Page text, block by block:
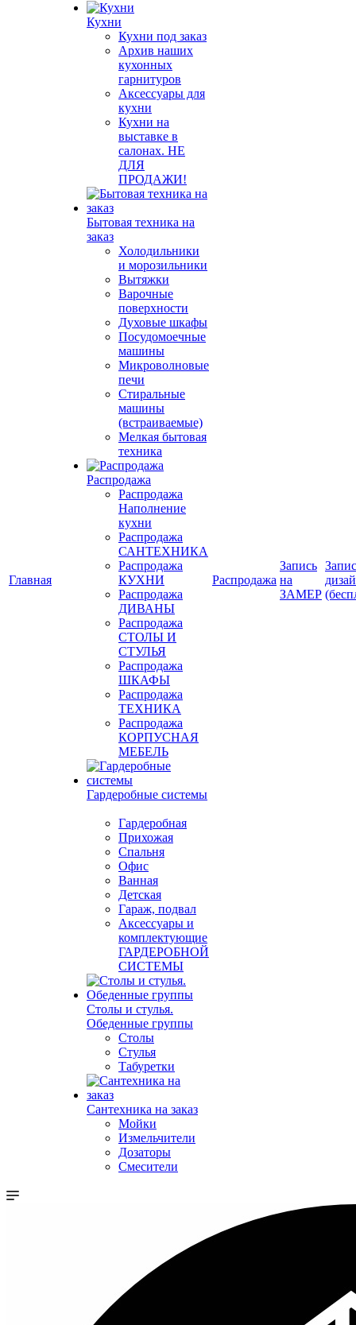
Главная
Кухни
Кухни под заказ
Архив наших
кухонных
гарнитуров
Аксессуары для
кухни
Кухни на
выставке в
салонах. НЕ
ДЛЯ
ПРОДАЖИ!
Бытовая техника на
заказ
Холодильники
и морозильники
Вытяжки
Варочные
поверхности
Духовые шкафы
Посудомоечные
машины
Микроволновые
печи
Стиральные
машины
(встраиваемые)
Мелкая бытовая
техника
Распродажа
Распродажа
Наполнение
кухни
Распродажа
САНТЕХНИКА
Распродажа
КУХНИ
Распродажа
ДИВАНЫ
Распродажа
СТОЛЫ И
СТУЛЬЯ
Распродажа
ШКАФЫ
Распродажа
ТЕХНИКА
Распродажа
КОРПУСНАЯ
МЕБЕЛЬ
Гардеробные системы
Гардеробная
Прихожая
Спальня
Офис
Ванная
Детская
Гараж, подвал
Аксессуары и
комплектующие
ГАРДЕРОБНОЙ
СИСТЕМЫ
Столы и стулья.
Обеденные группы
Столы
Стулья
Табуретки
Сантехника на заказ
Мойки
Измельчители
Дозаторы
Смесители
Распродажа
Запись
на
ЗАМЕР